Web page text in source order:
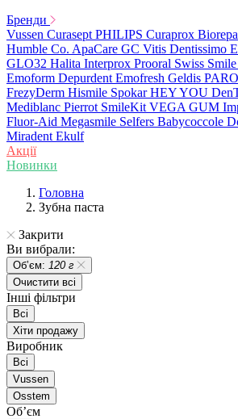
Бренди
Vussen Curasept PHILIPS Curaprox
Humble Co. ApaCare GC Vitis Dentissimo
GLO32 Halita Interprox Prooral Swiss Smile
Emoform Depurdent Emofresh Geldis PARO
FrezyDerm Hismile Spokar HEY YOU
Mediblanc Pierrot SmileKit VEGA GUM
Fluor-Aid Megasmile Selfers Babycoccole
Miradent Ekulf
Акції
Новинки
Головна
Зубна паста
Закрити
Ви вибрали:
Обʼєм: 120 г
Очистити всі
Інші фільтри
Всі
Хіти продажу
Виробник
Всі
Vussen
Osstem
Обʼєм